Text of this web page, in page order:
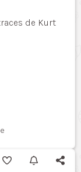
de Kurt